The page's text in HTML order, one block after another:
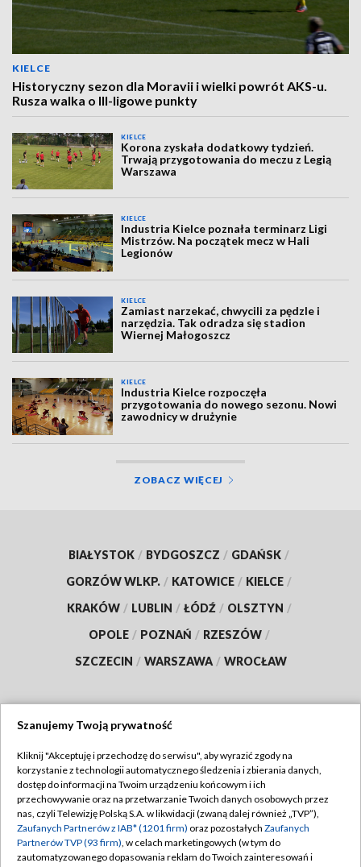
KIELCE
Historyczny sezon dla Moravii i wielki powrót AKS-u.
Rusza walka o III-ligowe punkty
KIELCE
Korona zyskała dodatkowy tydzień.
Trwają przygotowania do meczu z Legią
Warszawa
KIELCE
Industria Kielce poznała terminarz Ligi
Mistrzów. Na początek mecz w Hali
Legionów
KIELCE
Zamiast narzekać, chwycili za pędzle i
narzędzia. Tak odradza się stadion
Wiernej Małogoszcz
KIELCE
Industria Kielce rozpoczęła
przygotowania do nowego sezonu. Nowi
zawodnicy w drużynie
ZOBACZ WIĘCEJ
BIAŁYSTOK / BYDGOSZCZ / GDAŃSK /
GORZÓW WLKP. / KATOWICE / KIELCE /
KRAKÓW / LUBLIN / ŁÓDŹ / OLSZTYN /
OPOLE / POZNAŃ / RZESZÓW /
SZCZECIN / WARSZAWA / WROCŁAW
TVP
Abonament TVP
Emisja w TVP
Centrum informacji TVP
Regulamin TVP
Polityka prywatności
Moje zgody
Szanujemy Twoją prywatność
Kliknij "Akceptuję i przechodzę do serwisu", aby wyrazić zgody na
korzystanie z technologii automatycznego śledzenia i zbierania danych,
dostęp do informacji na Twoim urządzeniu końcowym i ich
przechowywanie oraz na przetwarzanie Twoich danych osobowych przez
nas, czyli Telewizję Polską S.A. w likwidacji (zwaną dalej również „TVP”),
Zaufanych Partnerów z IAB* (1201 firm) oraz pozostałych Zaufanych
Partnerów TVP (93 firm), w celach marketingowych (w tym do
zautomatyzowanego dopasowania reklam do Twoich zainteresowań i